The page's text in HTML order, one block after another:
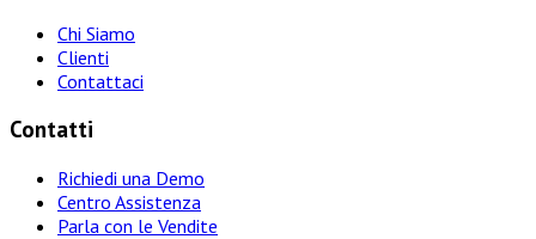
Chi Siamo
Clienti
Contattaci
Contatti
Richiedi una Demo
Centro Assistenza
Parla con le Vendite